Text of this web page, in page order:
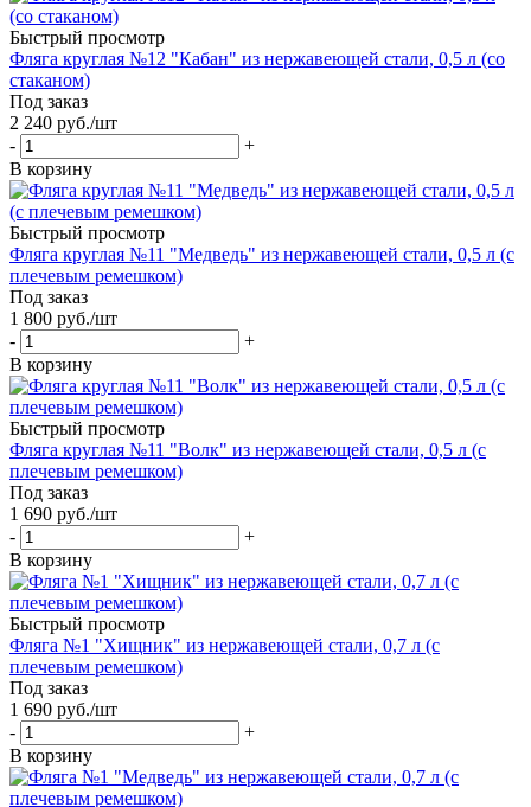
Быстрый просмотр
Фляга круглая №12 "Кабан" из нержавеющей стали, 0,5 л (со
стаканом)
Под заказ
2 240 руб./шт
-
+
В корзину
Быстрый просмотр
Фляга круглая №11 "Медведь" из нержавеющей стали, 0,5 л (с
плечевым ремешком)
Под заказ
1 800 руб./шт
-
+
В корзину
Быстрый просмотр
Фляга круглая №11 "Волк" из нержавеющей стали, 0,5 л (с
плечевым ремешком)
Под заказ
1 690 руб./шт
-
+
В корзину
Быстрый просмотр
Фляга №1 "Хищник" из нержавеющей стали, 0,7 л (с
плечевым ремешком)
Под заказ
1 690 руб./шт
-
+
В корзину